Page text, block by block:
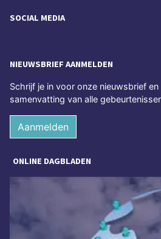
SOCIAL MEDIA
NIEUWSBRIEF AANMELDEN
Schrijf je in voor onze nieuwsbrief
samenvatting van alle
Aanmelden
ONLINE DAGBLADEN